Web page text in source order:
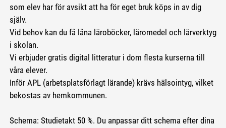
som elev har för avsikt att ha för eget bruk köps in av dig
själv.
Vid behov kan du få låna läroböcker, läromedel och lärverktyg
i skolan.
Vi erbjuder gratis digital litteratur i dom flesta kurserna till
våra elever.
Inför APL (arbetsplatsförlagt lärande) krävs hälsointyg, vilket
bekostas av hemkommunen.
Schema: Studietakt 50 %. Du anpassar ditt schema efter dina